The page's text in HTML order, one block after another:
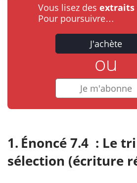
Vous lisez des extraits
Pour poursuivre…
J'achète
ou
Je m'abonne
Énoncé 7.4 : Le
sélection (écriture